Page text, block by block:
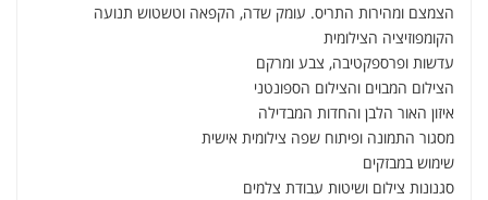
הצמצם ומהירות התריס. עומק שדה, הקפאה וטשטוש תנועה
הקומפוזיציה הצילומית
עדשות ופרספקטיבה, צבע ומרקם
הצילום המבוים והצילום הספונטני
איזון האור הלבן והחדות המבדילה
מסגור התמונה ופיתוח שפה צילומית אישית
שימוש במבזקים
סגנונות צילום ושיטות עבודת צלמים